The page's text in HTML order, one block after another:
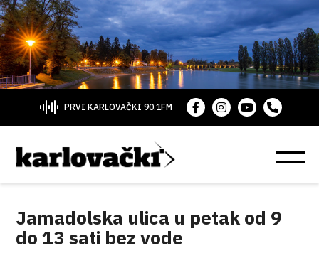
PRVI KARLOVAČKI 90.1FM
Jamadolska ulica u petak od 9
do 13 sati bez vode